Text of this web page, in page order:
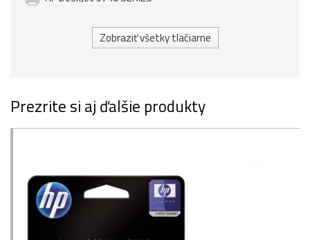
Zobraziť všetky tlačiarne
Prezrite si aj ďalšie produkty